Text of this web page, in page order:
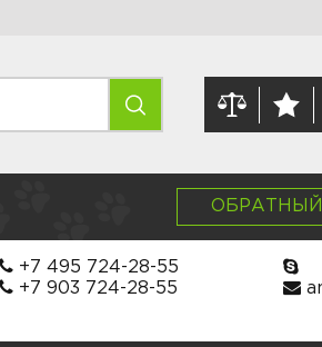
+7 495 724-28-55
+7 903 724-28-55